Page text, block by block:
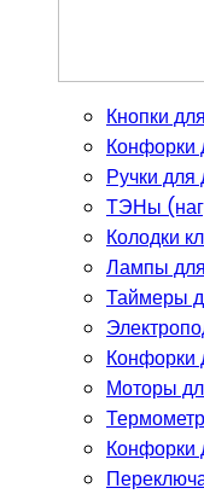
Кнопки
Конфорки
Ручки для
ТЭНы
Колодки
Лампы
Таймеры
Конфорки
Моторы
Конфорки